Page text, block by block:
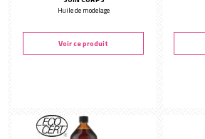
Huile de modelage
Voir ce produit